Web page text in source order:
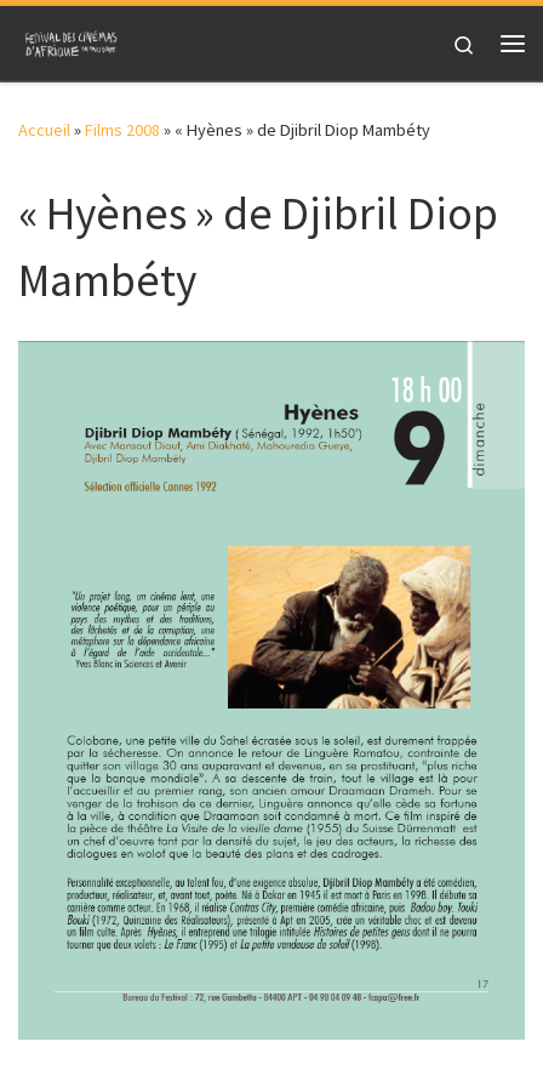
Skip to content
Search
Accueil»Films 2008 » « Hyènes » de Djibril Diop Mambéty
« Hyènes » de Djibril Diop
Mambéty